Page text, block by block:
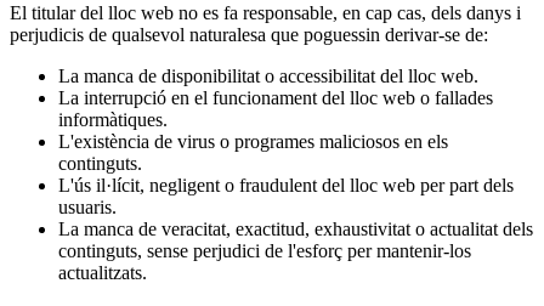
El titular del lloc web no es fa responsable, en cap cas, dels danys i
perjudicis de qualsevol naturalesa que poguessin derivar-se de:
La manca de disponibilitat o accessibilitat del lloc web.
La interrupció en el funcionament del lloc web o fallades
informàtiques.
L'existència de virus o programes maliciosos en els
continguts.
L'ús il·lícit, negligent o fraudulent del lloc web per part dels
usuaris.
La manca de veracitat, exactitud, exhaustivitat o actualitat dels
continguts, sense perjudici de l'esforç per mantenir-los
actualitzats.